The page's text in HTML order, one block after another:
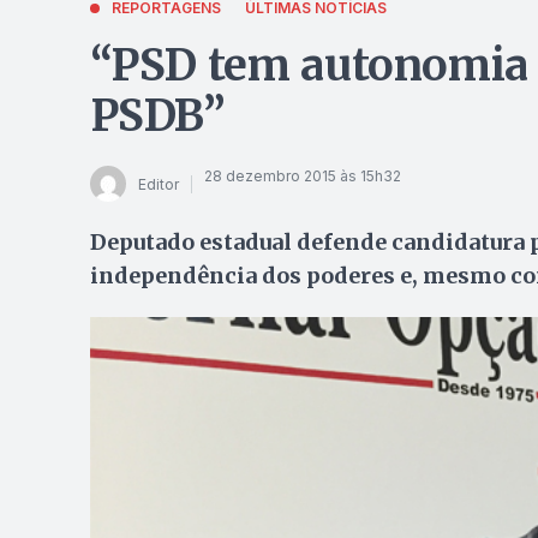
REPORTAGENS ÚLTIMAS NOTÍCIAS
“PSD tem
PSDB”
Editor 28 dezembro 2015 às 15h32
Deputado estadual defende
independência dos poderes e, mesmo